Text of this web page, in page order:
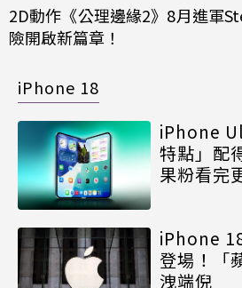
2D動作《公理邊緣2》8月進軍
險開啟新篇章！
iPhone 18
iPhone
特點」配
果粉看完
iPhone
登場！「
洩端倪